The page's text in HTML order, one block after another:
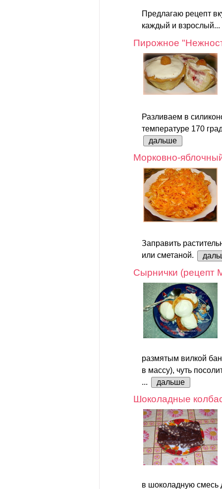
Предлагаю рецепт
каждый и взрослый...
Пирожное
Разливаем в
температуре 170
дальше
Морковно-
Заправить
или сметаной.
Сырнички (рецепт
размятым вилкой
в массу), чуть
...
дальше
Шоколадные
в шоколадную смесь